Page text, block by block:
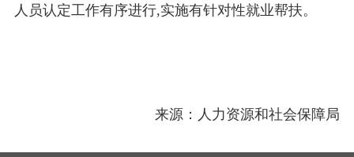
人员认定工作有序进行,实施有针对性就业帮扶。
来源：人力资源和社会保障局